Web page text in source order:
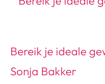
Bereik je ideale
Sonja Bakker